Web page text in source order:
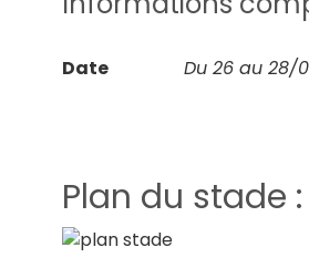
Date Du 26 au 28/
Plan du stade :